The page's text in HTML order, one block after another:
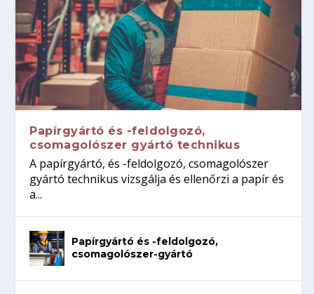
Papírgyártó és -feldolgozó,
csomagolószer gyártó technikus
A papírgyártó, és -feldolgozó, csomagolószer
gyártó technikus vizsgálja és ellenőrzi a papír és
a...
Papírgyártó és -feldolgozó,
csomagolószer-gyártó